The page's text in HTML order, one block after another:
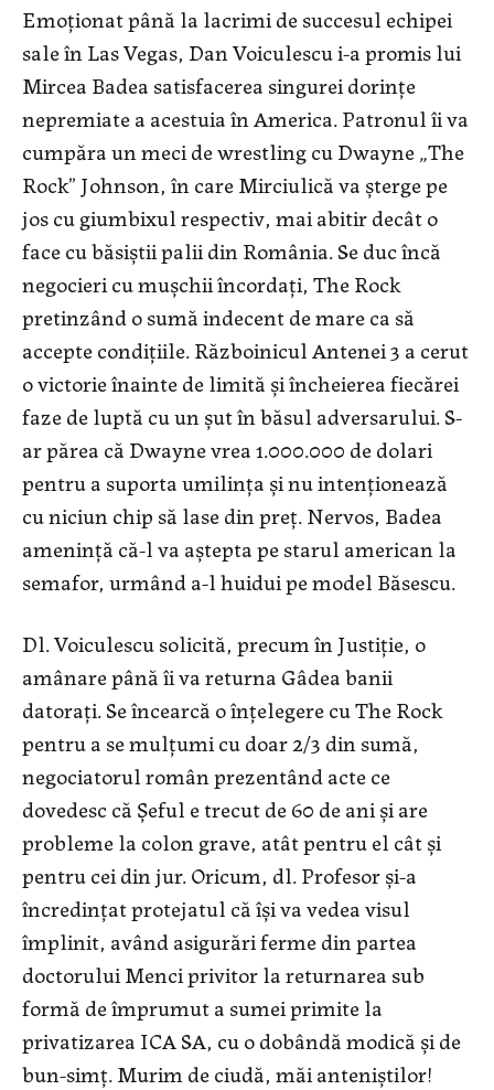
Emoţionat până la lacrimi de succesul echipei
sale în Las Vegas, Dan Voiculescu i-a promis lui
Mircea Badea satisfacerea singurei dorinţe
nepremiate a acestuia în America. Patronul îi va
cumpăra un meci de wrestling cu Dwayne „The
Rock” Johnson, în care Mirciulică va şterge pe
jos cu giumbixul respectiv, mai abitir decât o
face cu băsiştii palii din România. Se duc încă
negocieri cu muşchii încordaţi, The Rock
pretinzând o sumă indecent de mare ca să
accepte condiţiile. Războinicul Antenei 3 a cerut
o victorie înainte de limită şi încheierea fiecărei
faze de luptă cu un şut în băsul adversarului. S-
ar părea că Dwayne vrea 1.000.000 de dolari
pentru a suporta umilinţa şi nu intenţionează
cu niciun chip să lase din preţ. Nervos, Badea
ameninţă că-l va aştepta pe starul american la
semafor, urmând a-l huidui pe model Băsescu.
Dl. Voiculescu solicită, precum în Justiţie, o
amânare până îi va returna Gâdea banii
datoraţi. Se încearcă o înţelegere cu The Rock
pentru a se mulţumi cu doar 2/3 din sumă,
negociatorul român prezentând acte ce
dovedesc că Şeful e trecut de 60 de ani şi are
probleme la colon grave, atât pentru el cât şi
pentru cei din jur. Oricum, dl. Profesor şi-a
încredinţat protejatul că îşi va vedea visul
împlinit, având asigurări ferme din partea
doctorului Menci privitor la returnarea sub
formă de împrumut a sumei primite la
privatizarea ICA SA, cu o dobândă modică şi de
bun-simţ. Murim de ciudă, măi anteniştilor!